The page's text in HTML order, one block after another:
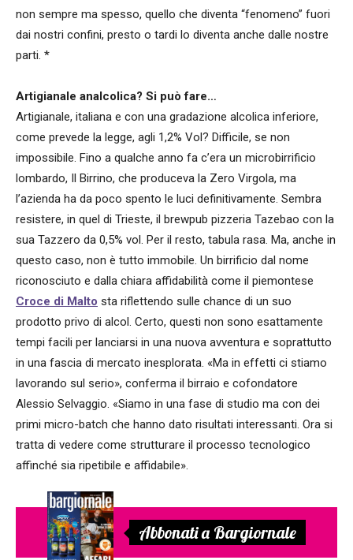
non sempre ma spesso, quello che diventa “fenomeno” fuori
dai nostri confini, presto o tardi lo diventa anche dalle nostre
parti. *
Artigianale analcolica? Si può fare…
Artigianale, italiana e con una gradazione alcolica inferiore,
come prevede la legge, agli 1,2% Vol? Difficile, se non
impossibile. Fino a qualche anno fa c’era un microbirrificio
lombardo, Il Birrino, che produceva la Zero Virgola, ma
l’azienda ha da poco spento le luci definitivamente. Sembra
resistere, in quel di Trieste, il brewpub pizzeria Tazebao con la
sua Tazzero da 0,5% vol. Per il resto, tabula rasa. Ma, anche in
questo caso, non è tutto immobile. Un birrificio dal nome
riconosciuto e dalla chiara affidabilità come il piemontese
Croce di Malto sta riflettendo sulle chance di un suo
prodotto privo di alcol. Certo, questi non sono esattamente
tempi facili per lanciarsi in una nuova avventura e soprattutto
in una fascia di mercato inesplorata. «Ma in effetti ci stiamo
lavorando sul serio», conferma il birraio e cofondatore
Alessio Selvaggio. «Siamo in una fase di studio ma con dei
primi micro-batch che hanno dato risultati interessanti. Ora si
tratta di vedere come strutturare il processo tecnologico
affinché sia ripetibile e affidabile».
Abbonati a Bargiornale